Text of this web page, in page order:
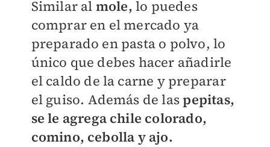
Similar al mole, lo puedes
comprar en el mercado ya
preparado en pasta o polvo, lo
único que debes hacer añadirle
el caldo de la carne y preparar
el guiso. Además de laspepitas,
se le agrega chile colorado,
comino, cebolla y ajo.